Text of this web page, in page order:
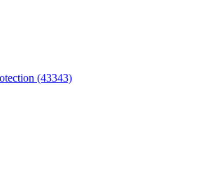
(43343)